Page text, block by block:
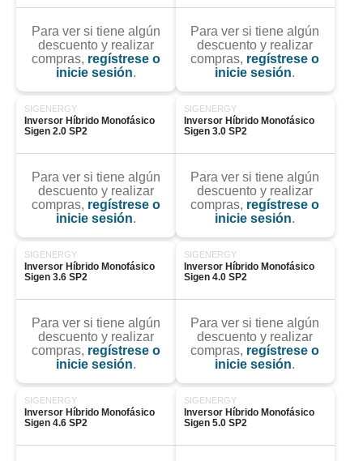
Para ver si tiene algún
descuento y realizar
compras, regístrese o
inicie sesión.
Para ver si tiene algún
descuento y realizar
compras, regístrese o
inicie sesión.
SIGENERGY
Inversor Híbrido Monofásico
Sigen 2.0 SP2
Para ver si tiene algún
descuento y realizar
compras, regístrese o
inicie sesión.
SIGENERGY
Inversor Híbrido Monofásico
Sigen 3.0 SP2
Para ver si tiene algún
descuento y realizar
compras, regístrese o
inicie sesión.
SIGENERGY
Inversor Híbrido Monofásico
Sigen 3.6 SP2
Para ver si tiene algún
descuento y realizar
compras, regístrese o
inicie sesión.
SIGENERGY
Inversor Híbrido Monofásico
Sigen 4.0 SP2
Para ver si tiene algún
descuento y realizar
compras, regístrese o
inicie sesión.
SIGENERGY
Inversor Híbrido Monofásico
Sigen 4.6 SP2
SIGENERGY
Inversor Híbrido Monofásico
Sigen 5.0 SP2